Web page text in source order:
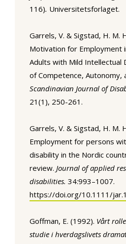
116). Universitetsforlaget.
Garrels, V. & Sigstad, H. M.
Motivation for Employment
Adults with Mild Intellectual
of Competence, Autonomy,
Scandinavian Journal of
21(1), 250-261.
Garrels, V. & Sigstad, H. M.
Employment for persons
disability in the Nordic
review. Journal of applied
disabilities. 34:993–1007.
https://doi.org/10.1111/
Goffman, E. (1992). Vårt
studie i hverdagslivets